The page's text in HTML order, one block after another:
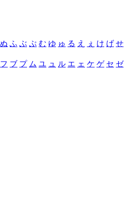
ぬ ふ ぶ ぷ む ゆ ゅ る え ぇ け げ せ
フ ブ プ ム ユ ュ ル エ ェ ケ ゲ セ ゼ